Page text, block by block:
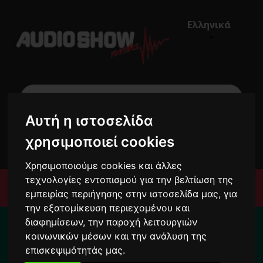
Αυτή η ιστοσελίδα
χρησιμοποιεί cookies
Χρησιμοποιούμε cookies και άλλες
τεχνολογίες εντοπισμού για την βελτίωση της
εμπειρίας περιήγησης στην ιστοσελίδα μας, για
την εξατομίκευση περιεχομένου και
διαφημίσεων, την παροχή λειτουργιών
κοινωνικών μέσων και την ανάλυση της
επισκεψιμότητάς μας.
Ελληνικά
0 €0,00
Μενού
Για το διάστημα από 10/8 ως 24/8 οι
παραγγελίες σας ενδέχεται να
καθυστερήσουν !